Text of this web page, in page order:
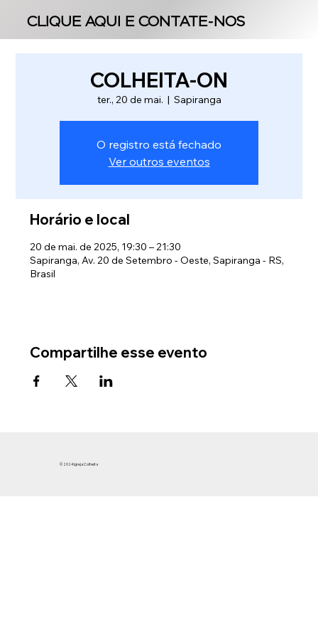
CLIQUE AQUI E CONTATE-NOS
CLIQUE AQUI E CONTATE-NOS
COLHEITA-ON
ter., 20 de mai.
  |
Sapiranga
O registro está fechado
Ver outros eventos
Horário e local
20 de mai. de 2025, 19:30 – 21:30
Sapiranga, Av. 20 de Setembro - Oeste, Sapiranga - RS,
Brasil
Compartilhe esse evento
© 2024 Igreja Colheita